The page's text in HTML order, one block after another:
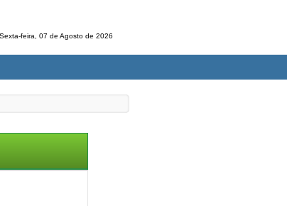
Sexta-feira, 07 de Agosto de 2026